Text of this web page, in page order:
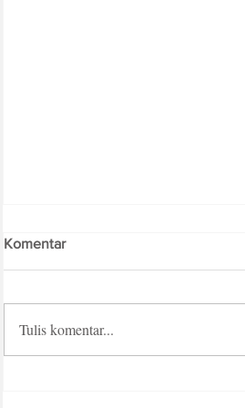
Komentar
Tulis komentar...